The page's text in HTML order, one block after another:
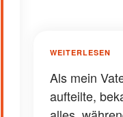
WEITERLESEN
Als mein
aufteilte,